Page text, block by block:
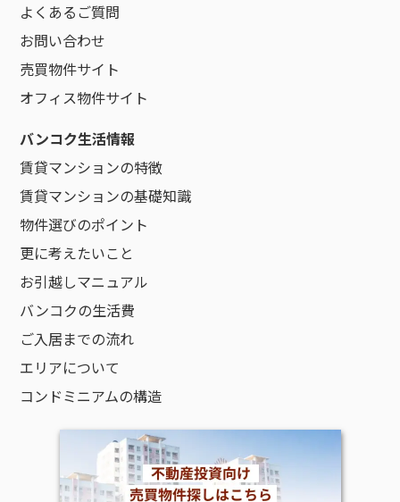
よくあるご質問
お問い合わせ
売買物件サイト
オフィス物件サイト
バンコク生活情報
賃貸マンションの特徴
賃貸マンションの基礎知識
物件選びのポイント
更に考えたいこと
お引越しマニュアル
バンコクの生活費
ご入居までの流れ
エリアについて
コンドミニアムの構造